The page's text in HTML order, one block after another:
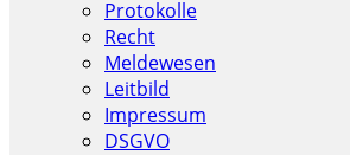
Protokolle
Recht
Meldewesen
Leitbild
Impressum
DSGVO